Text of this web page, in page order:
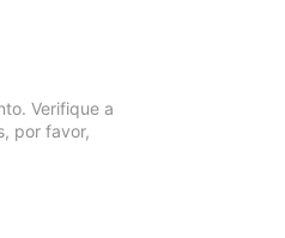
Verifique a
por favor,